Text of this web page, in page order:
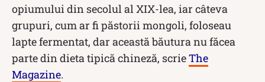
opiumului din secolul al XIX-lea, iar câteva
grupuri, cum ar fi păstorii mongoli, foloseau
lapte fermentat, dar această băutura nu făcea
parte din dieta tipică chineză, scrieThe
Magazine.